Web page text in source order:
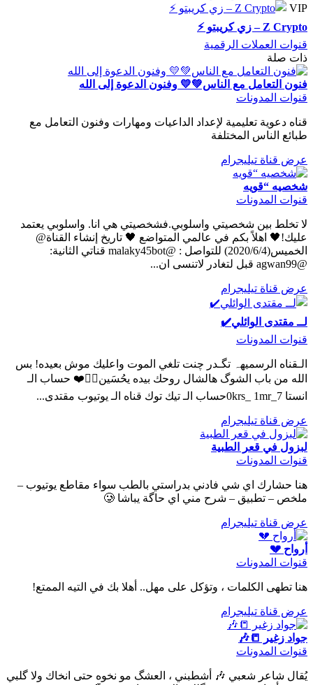
VIP
Z Crypto – زي كريبتو ⚡️
قنوات العملات الرقمية
ذات صلة
فنون التعامل مع الناس💚💛 وفنون الدعوة إلى الله
قنوات المدونات
قناه دعوية تعليمية لإعداد الداعيات ومهارات وفنون التعامل مع
طبائع الناس المختلفة
عرض قناة تيليجرام
شخصيه “قويه
قنوات المدونات
لا تخلط بين شخصيتي واسلوبي.فشخصيتي هي انا. واسلوبي يعتمد
عليك!🖤 اهلاً بكم في عالمي المتواضع 🖤 تاريخ إنشاء القناة@
الخميس(2020/6/4) للتواصل : @malaky45bot قناتي الثانية:
@agwan99 قبل لتغادر لاتنسى ان...
عرض قناة تيليجرام
لــ مقتدى الوائلي✔️
قنوات المدونات
الـقناه الرسميهہ تگـدر چنت تلغي الموت واعليك موش بعيده! بس
الله من باب الشوگ هالشال روحك بيده يحُسَين👌🏻❤️ حساب الـ
انستا 0krs_ 1mr_7حساب الـ تيك توك قناه الـ يوتيوب مقتدى...
عرض قناة تيليجرام
لبزول في قعر الطبية
قنوات المدونات
هنا حشارك اي شي فادني بدراستي بالطب سواء مقاطع يوتيوب –
ملخص – تطبيق – شرح مني اي حاگة يباشا 🥲
عرض قناة تيليجرام
أرواح 💔
قنوات المدونات
هنا تطهى الكلمات ، وتؤكل على مهل.. أهلا بك في التيه الممتع!
عرض قناة تيليجرام
جواد زغير 📒🎶
قنوات المدونات
يُقال شاعر شعبي 🎶 أشطبني ، العشگ مو نخوه حتى انخاك ولا گلبي